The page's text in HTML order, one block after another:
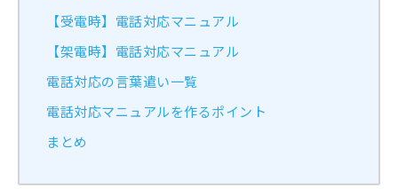
【受電時】電話対応マニュアル
【架電時】電話対応マニュアル
電話対応の言葉遣い一覧
電話対応マニュアルを作るポイント
まとめ